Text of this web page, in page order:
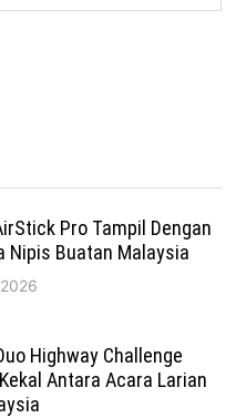
Pro Tampil Dengan
Nipis Buatan Malaysia
Highway Challenge
Antara Acara Larian